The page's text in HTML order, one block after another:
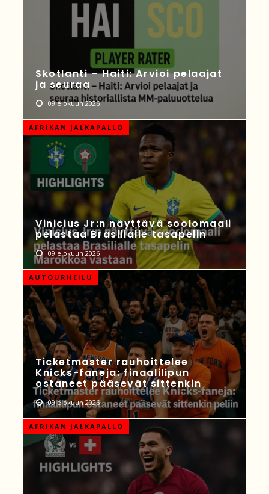
Skotlanti – Haiti: Arvioi pelaajat
ja seuraa
09 elokuun 2026
AFRIKAN JALKAPALLO
Vinicius Jr:n näyttävä soolomaali
pelastaa Brasilialle tasapelin
09 elokuun 2026
AUTOURHEILU
Ticketmaster rauhoittelee
Knicks-faneja: finaalilipun
ostaneet pääsevät sittenkin
09 elokuun 2026
AFRIKAN JALKAPALLO